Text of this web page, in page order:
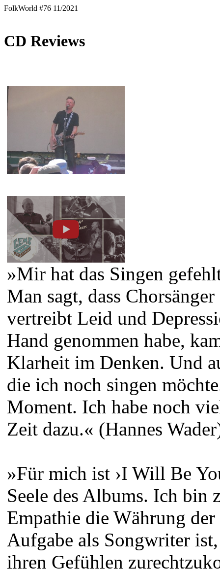
FolkWorld #76 11/2021
CD Reviews
»Mir hat das Singen
Man sagt, dass
vertreibt Leid und
Hand genommen habe,
Klarheit im Denken. Und
die ich noch singen
Moment. Ich habe noch
Zeit dazu.« (Hannes
»Für mich ist ›I Will Be
Seele des Albums. Ich bin
Empathie die Währung
Aufgabe als Songwriter
ihren Gefühlen